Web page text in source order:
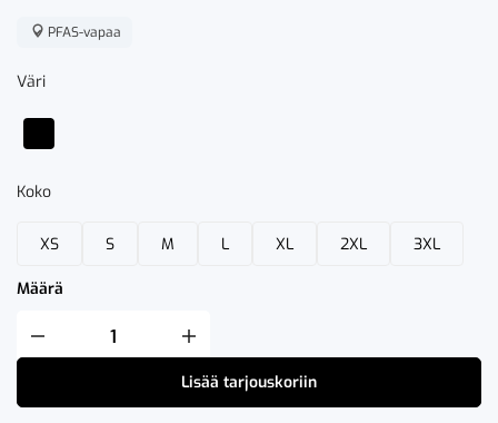
PFAS-vapaa
Väri
Koko
XS S M L XL 2XL 3XL
Määrä
Fristads
T-
GOT
Lisää tarjouskoriin